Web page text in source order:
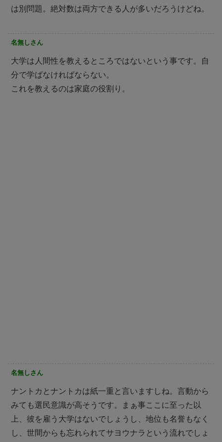
は別問題。絶対数は両方できる人が多いだろうけどね。
名無しさん
大学は人間性を教えるところではないという事です。自
分で学ばなければならない。
これを教えるのは家庭の役割り。
名無しさん
ナントカとナントカは紙一重と言いますしね。言動から
みても選民意識が高そうです。まぁ事ここに至った以
上、彼を雇う大学はないでしょうし、地位も名誉もなく
し、世間からも忘れられてサヨウナラという流れでしょ